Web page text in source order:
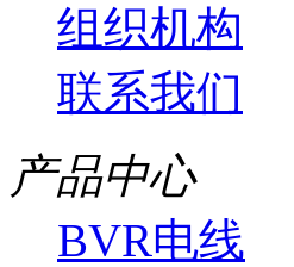
组织机构
联系我们
产品中心
BVR电线